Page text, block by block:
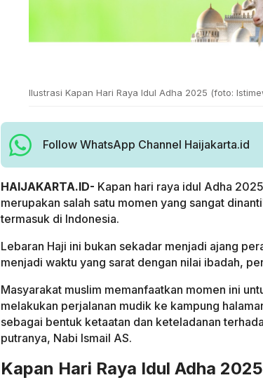
Ilustrasi Kapan Hari Raya Idul Adha 2025 (foto:
Follow WhatsApp Channel Haijakarta.id
HAIJAKARTA.ID- Kapan hari raya idul Adha
merupakan salah satu momen yang sangat
termasuk di Indonesia.
Lebaran Haji ini bukan sekadar menjadi ajang
menjadi waktu yang sarat dengan nilai ibadah,
Masyarakat muslim memanfaatkan momen ini
melakukan perjalanan mudik ke kampung
sebagai bentuk ketaatan dan keteladanan
putranya, Nabi Ismail AS.
Kapan Hari Raya Idul Adha